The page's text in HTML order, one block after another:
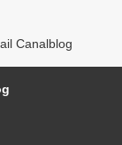
Canalblog